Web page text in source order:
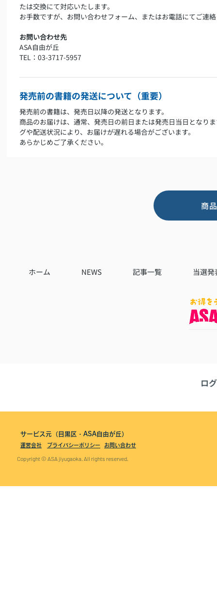
たは交換にて対応いたします。
お手数ですが、お問い合わせフォーム、またはお電話にてご連
お問い合わせ先
ASA自由が丘
TEL：03-3717-5957
発売前の書籍の発送について（重要）
発売前の書籍は、発売日以降の発送となります。
商品のお届けは、通常、発売日の前日または発売日当日となり
グや配送状況により、お届けが遅れる場合がございます。
あらかじめご了承ください。
商
ホーム NEWS 記事一覧 当選発
ロ
サービス元（目黒区・ASA自由が丘）
運営会社 プライバシーポリシー お問い合わせ
Copyright © ASA jiyugaoka. All rights reserved.